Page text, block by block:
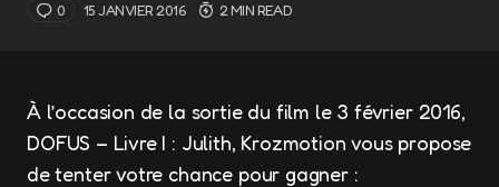
0 15 JANVIER 2016 2 MIN READ
À l’occasion de la sortie du film le 3 février 2016,
DOFUS – Livre I : Julith, Krozmotion vous propose
de tenter votre chance pour gagner :